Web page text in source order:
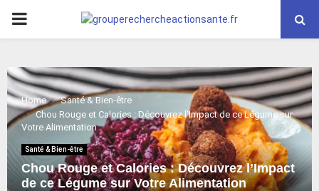
PRIMARY
Home
Santé & Bien-être
Chou Rouge et Calories : Découvrez l’Impact de ce Légume sur
Votre Alimentation
Santé & Bien-être
Chou Rouge et Calories : Découvrez l’Impact
de ce Légume sur Votre Alimentation